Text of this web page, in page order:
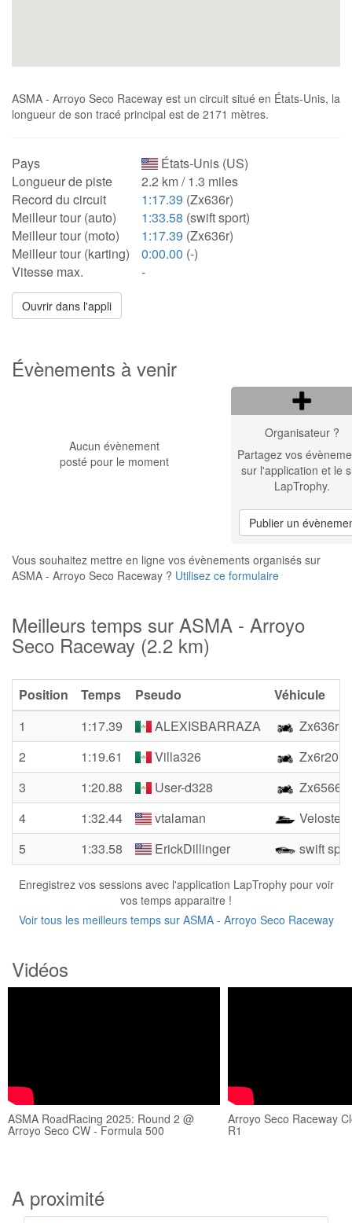
ASMA - Arroyo Seco Raceway est un circuit situé en États-Unis, la
longueur de son tracé principal est de 2171 mètres.
Pays
États-Unis (US)
Longueur de piste
2.2 km / 1.3 miles
Record du circuit
1:17.39 (Zx636r)
Meilleur tour (auto)
1:33.58 (swift sport)
Meilleur tour (moto)
1:17.39 (Zx636r)
Meilleur tour (karting)
0:00.00 (-)
Vitesse max.
-
Ouvrir dans l'appli
Évènements à venir
Aucun évènement
posté pour le moment
Organisateur ?
Partagez vos
sur l'application et le
LapTrophy.
Publier un
Vous souhaitez mettre en ligne vos évènements organisés sur
ASMA - Arroyo Seco Raceway ? Utilisez ce formulaire
Meilleurs temps sur ASMA - Arroyo
Seco Raceway (2.2 km)
Position Temps Pseudo
Véhicule
1
1:17.39 ALEXISBARRAZA
Zx636r
2
1:19.61 Villa326
Zx6r2013
3
1:20.88 User-d328
Zx6566
4
1:32.44 vtalaman
Veloster
5
1:33.58 ErickDillinger swift
Enregistrez vos sessions avec l'application LapTrophy pour voir
vos temps apparaitre !
Voir tous les meilleurs temps sur ASMA - Arroyo Seco Raceway
Vidéos
ASMA RoadRacing 2025: Round 2 @
Arroyo Seco CW - Formula 500
Arroyo Seco Raceway
R1
A proximité